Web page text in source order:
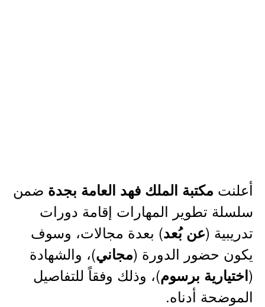
أعلنت مكتبة الملك فهد العامة بجدة ضمن
سلسلة تطوير المهارات إقامة دورات
تدريبية (عن بُعد) بعدة مجالات، وسوف
يكون حضور الدورة (مجاني)، والشهادة
(اختيارية برسوم)، وذلك وفقاً للتفاصيل
الموضحة أدناه.